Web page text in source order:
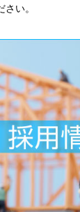
さい。